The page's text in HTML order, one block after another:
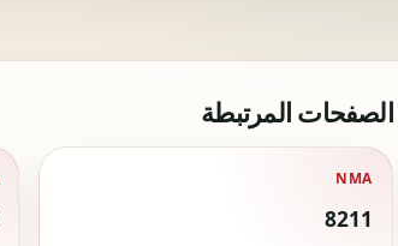
الصفحات المرتبطة
NMA
8211